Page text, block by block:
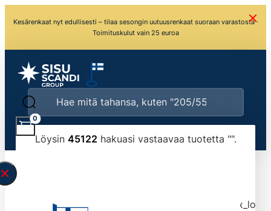
Kesärenkaat nyt edullisesti – tilaa sesongin uutuusrenkaat suoraan varastosta ·
Toimituskulut vain 25 euroa
Löysin 45122 hakuasi vastaavaa tuotetta "".
typed the search query correctly.<br>Currently
0